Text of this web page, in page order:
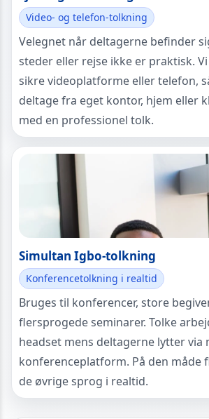
Video- og telefon-tolkning
Velegnet når deltagerne befinder
steder eller rejse ikke er praktisk.
sikre videoplatforme eller telefon,
deltage fra eget kontor, hjem eller
med en professionel tolk.
Simultan Igbo-tolkning
Konferencetolkning i realtid
Bruges til konferencer, store
flersprogede seminarer. Tolke
headset mens deltagerne lytter via
konferenceplatform. På den måde
de øvrige sprog i realtid.